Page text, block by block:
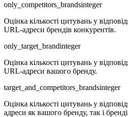
only_competitors_brandsinteger
Оцінка кількості цитувань у
URL-адреси брендів конкурентів.
only_target_brandinteger
Оцінка кількості цитувань у
URL-адреси вашого бренду.
target_and_competitors_brandsinteger
Оцінка кількості цитувань у
адреси як вашого бренду, так і